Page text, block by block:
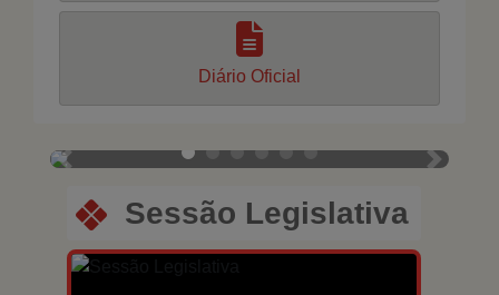
Diário Oficial
Previous Next
Sessão Legislativa